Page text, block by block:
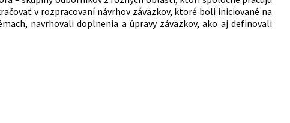
v rozpracovaní návrhov záväzkov, ktoré boli iniciované na
navrhovali doplnenia a úpravy záväzkov, ako aj definovali